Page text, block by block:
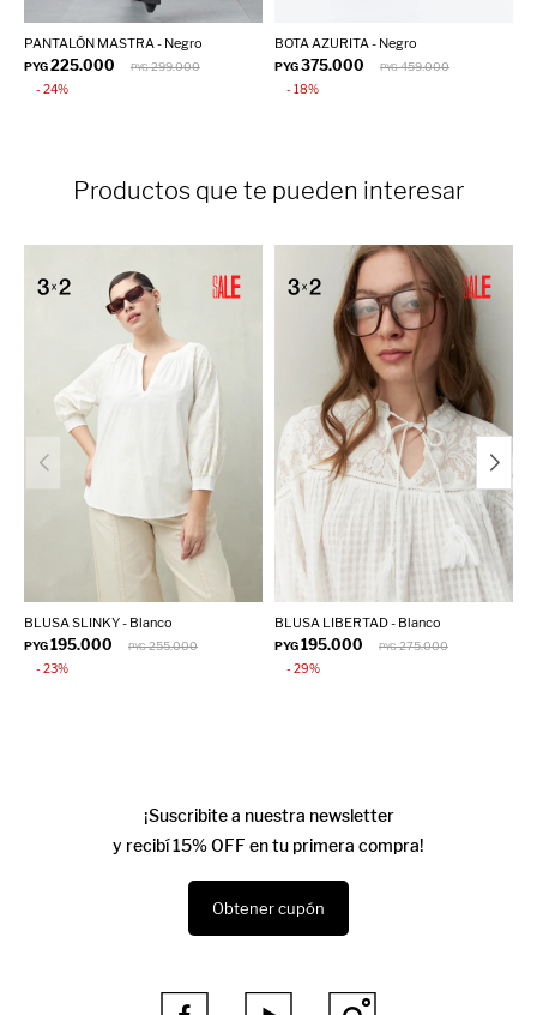
PANTALÓN MASTRA - Negro
PYG225.000 PYG 299.000
24
BOTA AZURITA - Negro
PYG375.000 PYG 459.000
18
Productos que te pueden interesar
BLUSA SLINKY - Blanco
PYG195.000 PYG 255.000
23
BLUSA LIBERTAD - Blanco
PYG195.000 PYG 275.000
29
¡Suscribite a nuestra newsletter
y recibí 15% OFF en tu primera compra!
Obtener cupón